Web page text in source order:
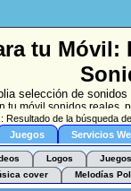
tu Móvil:
selección de
tu móvil sonidos reales,
:: Resultado de la búsqueda
Juegos Servicios
Logos
cover Melodías